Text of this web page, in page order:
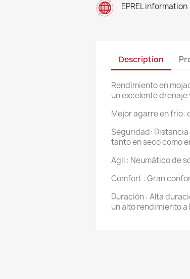
EPREL
Description
Rendimiento en
un excelente
Mejor agarre en frio:
Seguridad:
tanto en seco como
Agil : Neumático de
Comfort : Gran
Duración : Alta
un alto rendimiento